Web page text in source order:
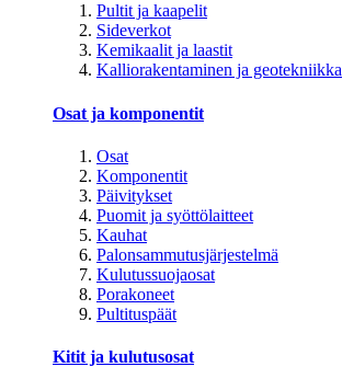
Pultit ja kaapelit
Sideverkot
Kemikaalit ja laastit
Kalliorakentaminen ja geotekniikka
Osat ja komponentit
Osat
Komponentit
Päivitykset
Puomit ja syöttölaitteet
Kauhat
Palonsammutusjärjestelmä
Kulutussuojaosat
Porakoneet
Pultituspäät
Kitit ja kulutusosat